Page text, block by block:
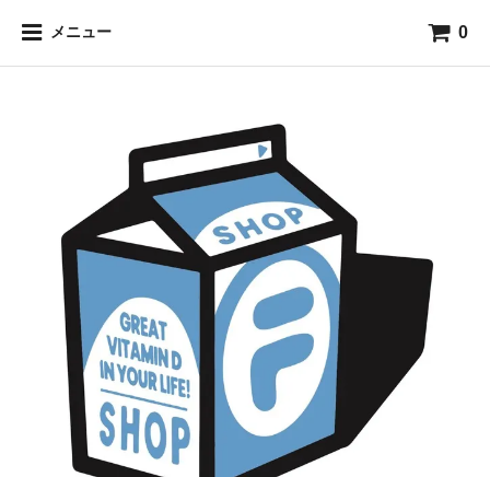
メニュー 0